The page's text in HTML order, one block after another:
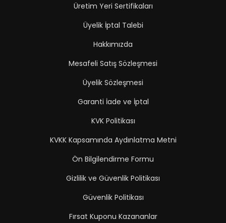
Üretim Yeri Sertifikaları
Üyelik İptal Talebi
Hakkımızda
Mesafeli Satış Sözleşmesi
Üyelik Sözleşmesi
Garanti İade ve İptal
KVK Politikası
KVKK Kapsamında Aydınlatma Metni
Ön Bilgilendirme Formu
Gizlilik ve Güvenlik Politikası
Güvenlik Politikası
Fırsat Kuponu Kazananlar